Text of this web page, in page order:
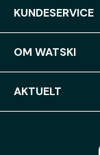
KUNDESERVICE
OM WATSKI
AKTUELT